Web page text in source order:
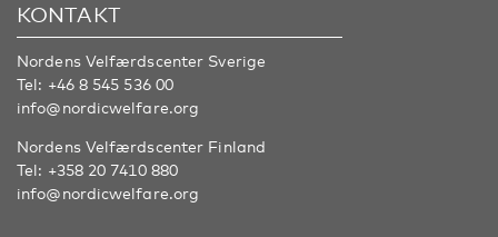
KONTAKT
Nordens Velfærdscenter Sverige
Tel: +46 8 545 536 00
info@nordicwelfare.org
Nordens Velfærdscenter Finland
Tel: +358 20 7410 880
info@nordicwelfare.org